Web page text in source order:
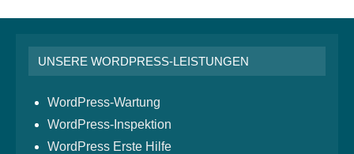
UNSERE WORDPRESS-LEISTUNGEN
WordPress-Wartung
WordPress-Inspektion
WordPress Erste Hilfe